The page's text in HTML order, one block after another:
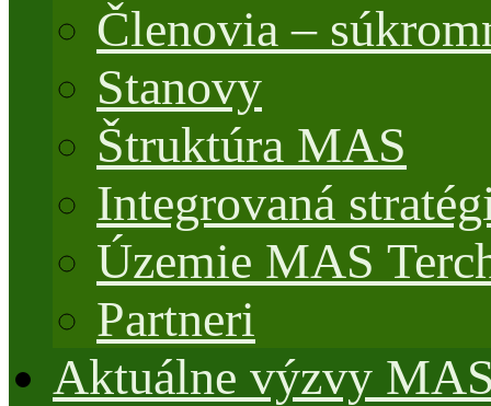
Členovia –
Stanovy
Štruktúra MAS
Integrovaná
Územie MAS
Partneri
Aktuálne výzvy